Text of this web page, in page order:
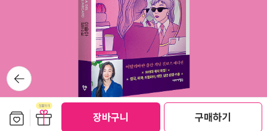
장바구니 구매하기
뒤로가
기